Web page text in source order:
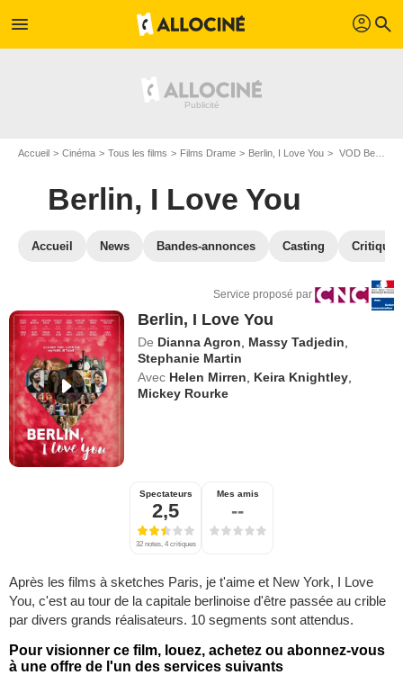
menu profil search
Accueil Cinéma Tous les films Films Drame Berlin, I Love You VOD Berlin, I Love You
Berlin, I Love You
Accueil News Bandes-annonces Casting
Service proposé par
Berlin, I Love You
De Dianna Agron Massy Tadjedin
Stephanie Martin
Avec Helen Mirren Keira Knightley
Mickey Rourke
Spectateurs
2,5
32 notes, 4 critiques
Mes amis
--
Après les films à sketches Paris, je t'aime et New York, I Love
You, c'est au tour de la capitale berlinoise d'être passée au crible
par divers grands réalisateurs. 10 segments sont attendus.
Pour visionner ce film, louez, achetez ou abonnez-vous
à une offre de l'un des services suivants